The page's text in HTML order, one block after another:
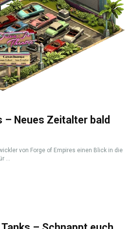
– Neues Zeitalter bald
von Forge of Empires einen Blick in die
...